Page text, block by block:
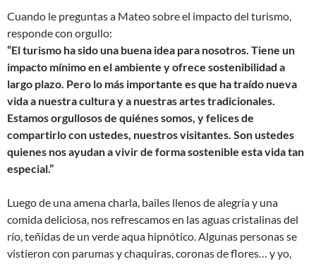
Cuando le preguntas a Mateo sobre el impacto del turismo,
responde con orgullo:
“El turismo ha sido una buena idea para nosotros. Tiene un
impacto mínimo en el ambiente y ofrece sostenibilidad a
largo plazo. Pero lo más importante es que ha traído nueva
vida a nuestra cultura y a nuestras artes tradicionales.
Estamos orgullosos de quiénes somos, y felices de
compartirlo con ustedes, nuestros visitantes. Son ustedes
quienes nos ayudan a vivir de forma sostenible esta vida tan
especial.”
Luego de una amena charla, bailes llenos de alegría y una
comida deliciosa, nos refrescamos en las aguas cristalinas del
río, teñidas de un verde aqua hipnótico. Algunas personas se
vistieron con parumas y chaquiras, coronas de flores… y yo,